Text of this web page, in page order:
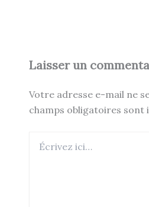
Laisser un
Votre adresse e-mail ne
champs obligatoires sont
ici…